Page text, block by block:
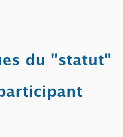
du "statut"